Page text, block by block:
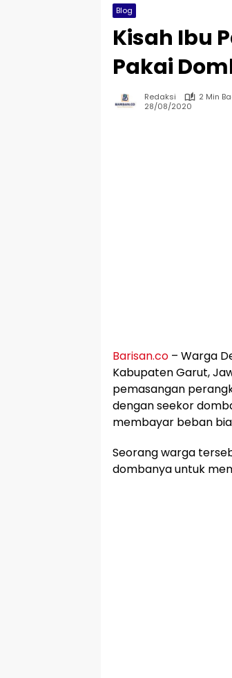
Blog
Kisah Ibu
Pakai
Redaksi
2 Min
28/08/2020
Barisan.co – Warga
Kabupaten Garut,
pemasangan
dengan seekor
membayar beban
Seorang warga
dombanya untuk